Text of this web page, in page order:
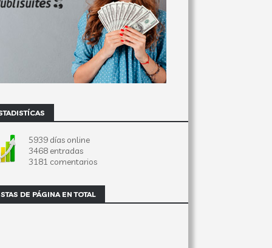
5939 días online
3468 entradas
3181 comentarios
DE PÁGINA EN TOTAL